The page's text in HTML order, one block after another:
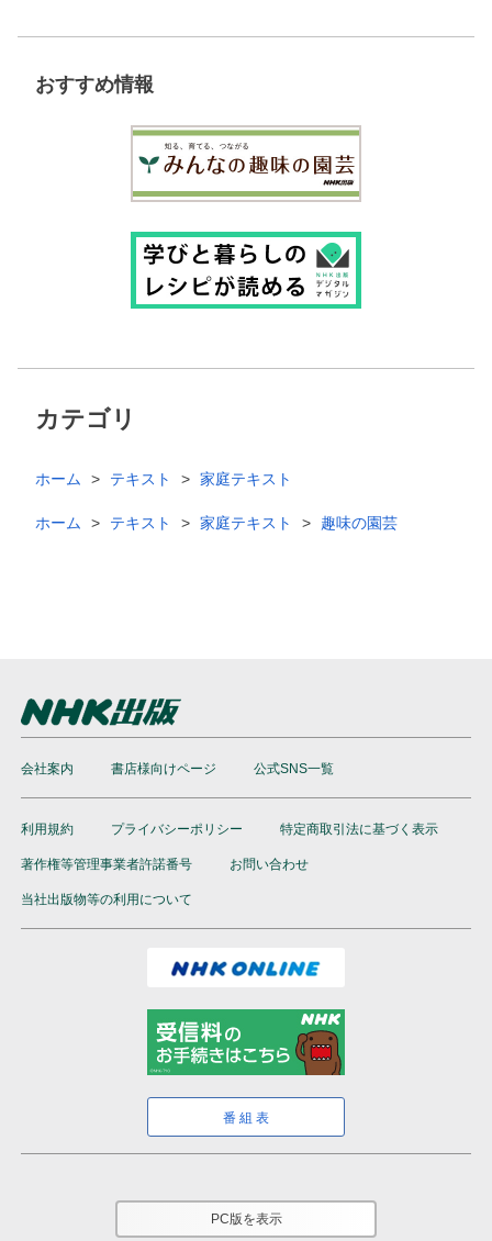
おすすめ情報
カテゴリ
ホーム テキスト 家庭テキスト
ホーム テキスト 家庭テキスト 趣味の園芸
会社案内 書店様向けページ 公式SNS一覧
利用規約 プライバシーポリシー 特定商取引法に基づく表示
著作権等管理事業者許諾番号 お問い合わせ
当社出版物等の利用について
番組表
PC版を表示